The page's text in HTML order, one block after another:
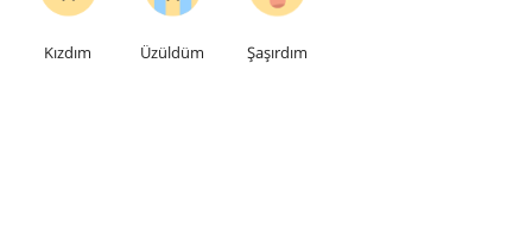
Kızdım Üzüldüm Şaşırdım